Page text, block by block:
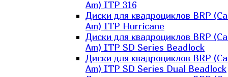
Am) ITP 316
Диски для квадроциклов BRP
Am) ITP Hurricane
Диски для квадроциклов BRP
Am) ITP SD Series Beadlock
Диски для квадроциклов BRP
Am) ITP SD Series Dual Beadlock